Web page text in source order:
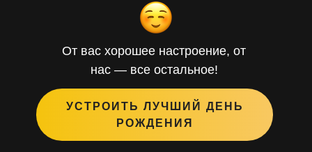
От вас хорошее настроение, от
нас — все остальное!
УСТРОИТЬ ЛУЧШИЙ ДЕНЬ
РОЖДЕНИЯ